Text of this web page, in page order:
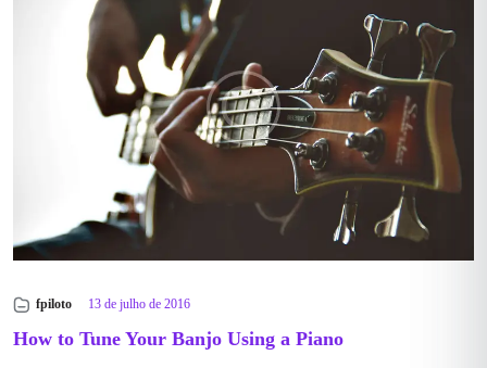
fpiloto 13 de julho de 2016
How to Tune Your Banjo Using a Piano